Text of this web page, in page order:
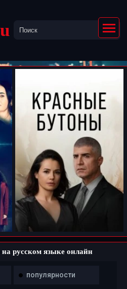
русском языке онлайн
популярности